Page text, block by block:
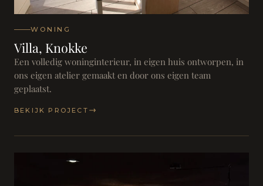
WONING
Villa, Knokke
Een volledig woninginterieur, in eigen huis ontworpen, in
ons eigen atelier gemaakt en door ons eigen team
geplaatst.
BEKIJK PROJECT